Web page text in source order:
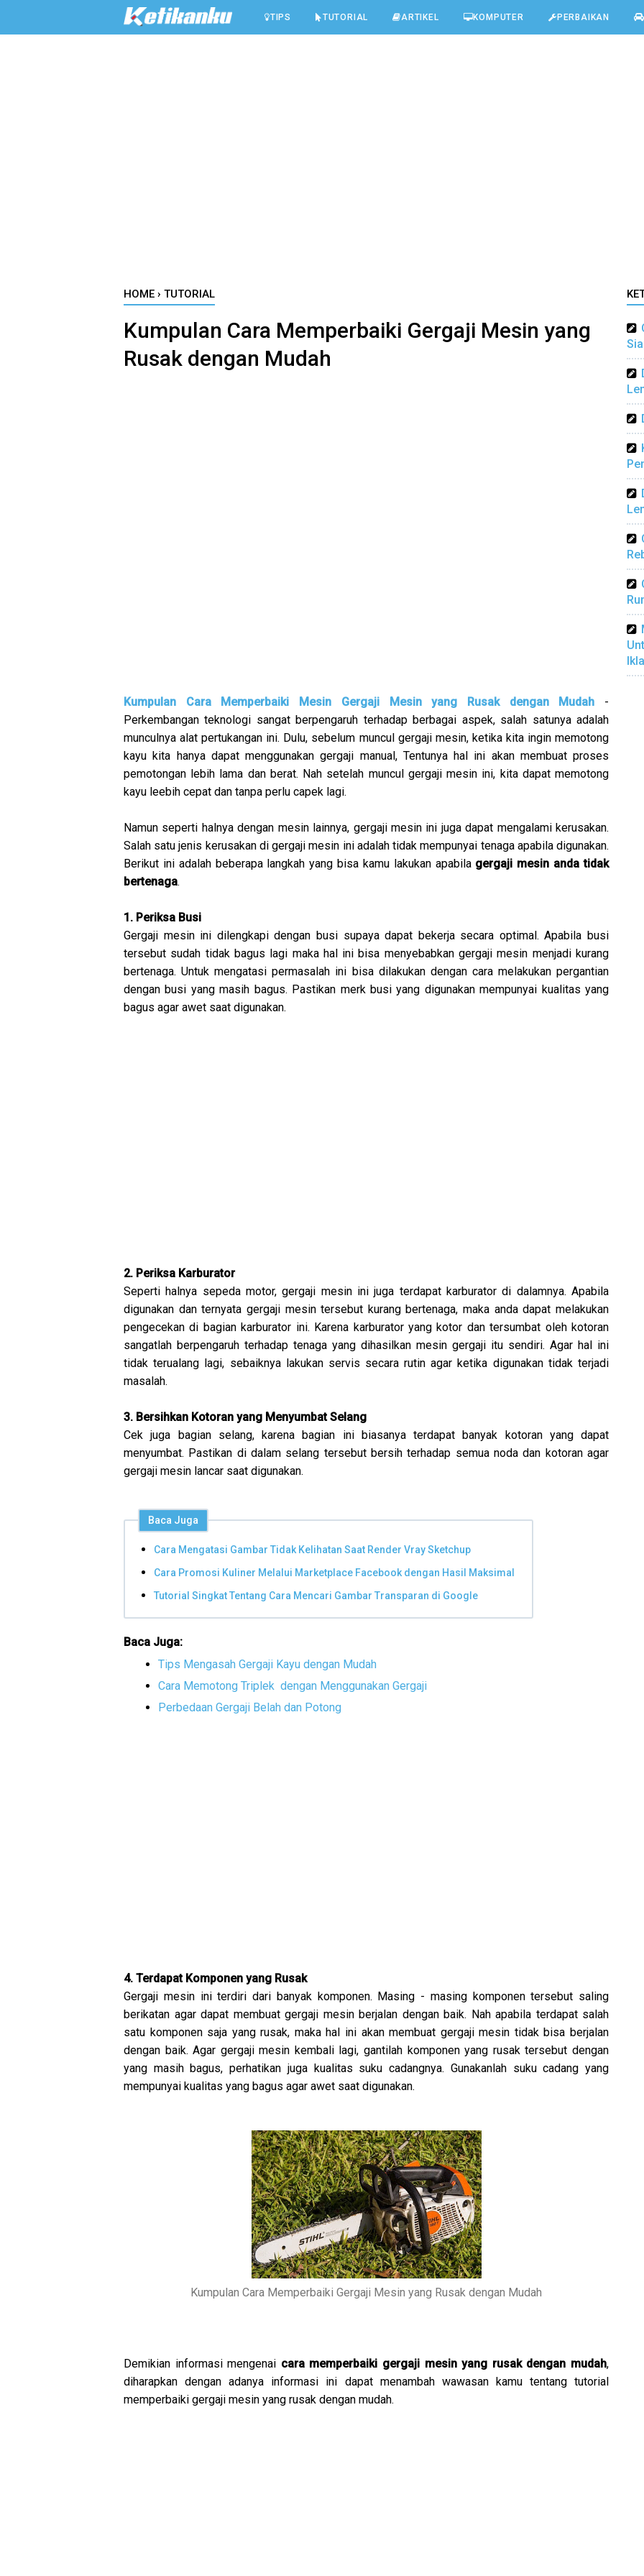
TIPS TUTORIAL ARTIKEL KOMPUTER PERBAIKAN
HOME › TUTORIAL
Kumpulan Cara Memperbaiki Gergaji Mesin yang
Rusak dengan Mudah
Kumpulan Cara Memperbaiki Mesin Gergaji Mesin yang Rusak dengan Mudah -
Perkembangan teknologi sangat berpengaruh terhadap berbagai aspek, salah satunya adalah
munculnya alat pertukangan ini. Dulu, sebelum muncul gergaji mesin, ketika kita ingin memotong
kayu kita hanya dapat menggunakan gergaji manual, Tentunya hal ini akan membuat proses
pemotongan lebih lama dan berat. Nah setelah muncul gergaji mesin ini, kita dapat memotong
kayu leebih cepat dan tanpa perlu capek lagi.
Namun seperti halnya dengan mesin lainnya, gergaji mesin ini juga dapat mengalami kerusakan.
Salah satu jenis kerusakan di gergaji mesin ini adalah tidak mempunyai tenaga apabila digunakan.
Berikut ini adalah beberapa langkah yang bisa kamu lakukan apabila gergaji mesin anda tidak
bertenaga.
1. Periksa Busi
Gergaji mesin ini dilengkapi dengan busi supaya dapat bekerja secara optimal. Apabila busi
tersebut sudah tidak bagus lagi maka hal ini bisa menyebabkan gergaji mesin menjadi kurang
bertenaga. Untuk mengatasi permasalah ini bisa dilakukan dengan cara melakukan pergantian
dengan busi yang masih bagus. Pastikan merk busi yang digunakan mempunyai kualitas yang
bagus agar awet saat digunakan.
2. Periksa Karburator
Seperti halnya sepeda motor, gergaji mesin ini juga terdapat karburator di dalamnya. Apabila
digunakan dan ternyata gergaji mesin tersebut kurang bertenaga, maka anda dapat melakukan
pengecekan di bagian karburator ini. Karena karburator yang kotor dan tersumbat oleh kotoran
sangatlah berpengaruh terhadap tenaga yang dihasilkan mesin gergaji itu sendiri. Agar hal ini
tidak terualang lagi, sebaiknya lakukan servis secara rutin agar ketika digunakan tidak terjadi
masalah.
3. Bersihkan Kotoran yang Menyumbat Selang
Cek juga bagian selang, karena bagian ini biasanya terdapat banyak kotoran yang dapat
menyumbat. Pastikan di dalam selang tersebut bersih terhadap semua noda dan kotoran agar
gergaji mesin lancar saat digunakan.
Baca Juga
Cara Mengatasi Gambar Tidak Kelihatan Saat Render Vray Sketchup
Cara Promosi Kuliner Melalui Marketplace Facebook dengan Hasil Maksimal
Tutorial Singkat Tentang Cara Mencari Gambar Transparan di Google
Baca Juga:
Tips Mengasah Gergaji Kayu dengan Mudah
Cara Memotong Triplek dengan Menggunakan Gergaji
Perbedaan Gergaji Belah dan Potong
4. Terdapat Komponen yang Rusak
Gergaji mesin ini terdiri dari banyak komponen. Masing - masing komponen tersebut saling
berikatan agar dapat membuat gergaji mesin berjalan dengan baik. Nah apabila terdapat salah
satu komponen saja yang rusak, maka hal ini akan membuat gergaji mesin tidak bisa berjalan
dengan baik. Agar gergaji mesin kembali lagi, gantilah komponen yang rusak tersebut dengan
yang masih bagus, perhatikan juga kualitas suku cadangnya. Gunakanlah suku cadang yang
mempunyai kualitas yang bagus agar awet saat digunakan.
Kumpulan Cara Memperbaiki Gergaji Mesin yang Rusak dengan Mudah
Demikian informasi mengenai cara memperbaiki gergaji mesin yang rusak dengan mudah,
diharapkan dengan adanya informasi ini dapat menambah wawasan kamu tentang tutorial
memperbaiki gergaji mesin yang rusak dengan mudah.